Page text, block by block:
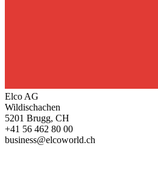
Elco AG
Wildischachen
5201 Brugg, CH
+41 56 462 80 00
business@elcoworld.ch